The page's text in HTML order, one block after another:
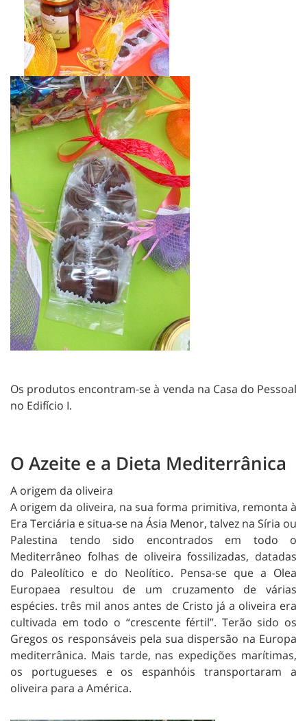
Os produtos encontram-se à venda na Casa do Pessoal
no Edifício I.
O Azeite e a Dieta Mediterrânica
A origem da oliveira
A origem da oliveira, na sua forma primitiva, remonta à
Era Terciária e situa-se na Ásia Menor, talvez na Síria ou
Palestina tendo sido encontrados em todo o
Mediterrâneo folhas de oliveira fossilizadas, datadas
do Paleolítico e do Neolítico. Pensa-se que a Olea
Europaea resultou de um cruzamento de várias
espécies. três mil anos antes de Cristo já a oliveira era
cultivada em todo o “crescente fértil”. Terão sido os
Gregos os responsáveis pela sua dispersão na Europa
mediterrânica. Mais tarde, nas expedições marítimas,
os portugueses e os espanhóis transportaram a
oliveira para a América.